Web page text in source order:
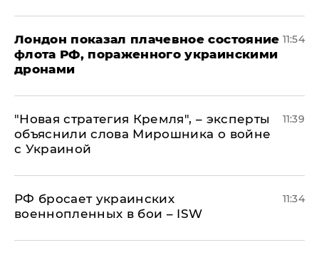
Лондон показал плачевное состояние
флота РФ, пораженного украинскими
дронами
11:54
"Новая стратегия Кремля", – эксперты
объяснили слова Мирошника о войне
с Украиной
11:39
РФ бросает украинских
военнопленных в бои – ISW
11:34